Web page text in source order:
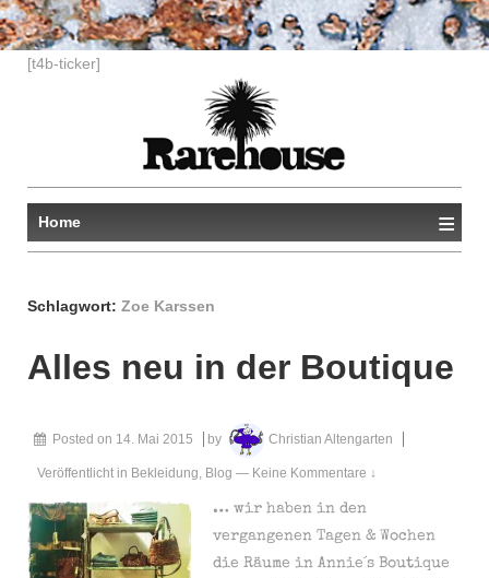
↓[t4b-ticker]
Home ≡
Schlagwort: Zoe Karssen
Alles neu in der Boutique
Posted on 14. Mai 2015 by Christian Altengarten
Veröffentlicht in Bekleidung Blog — Keine Kommentare ↓
… wir haben in den
vergangenen Tagen & Wochen
die Räume in Annie´s Boutique